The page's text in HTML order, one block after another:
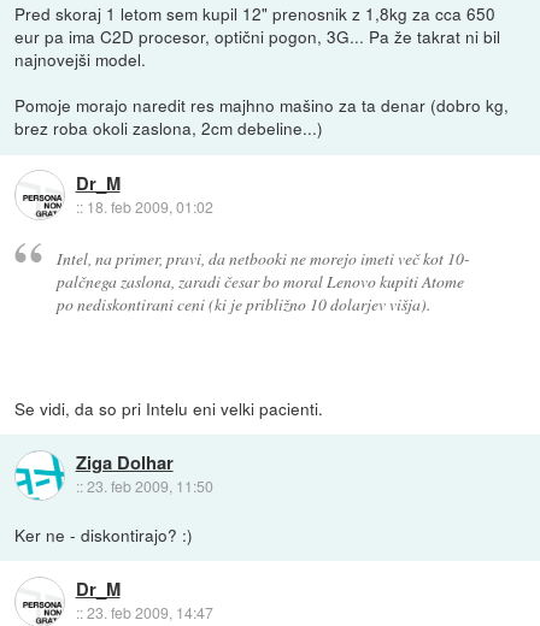
Pred skoraj 1 letom sem kupil 12" prenosnik z 1,8kg za cca 650
eur pa ima C2D procesor, optični pogon, 3G... Pa že takrat ni bil
najnovejši model.
Pomoje morajo naredit res majhno mašino za ta denar (dobro kg,
brez roba okoli zaslona, 2cm debeline...)
Dr_M
:: 18. feb 2009, 01:02
Intel, na primer, pravi, da netbooki ne morejo imeti več kot 10-
palčnega zaslona, zaradi česar bo moral Lenovo kupiti Atome
po nediskontirani ceni (ki je približno 10 dolarjev višja).
Se vidi, da so pri Intelu eni velki pacienti.
Ziga Dolhar
::23. feb 2009, 11:50
Ker ne - diskontirajo? :)
Dr_M
::23. feb 2009, 14:47